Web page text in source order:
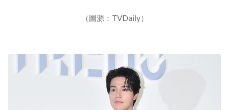
（圖源：TVDaily）